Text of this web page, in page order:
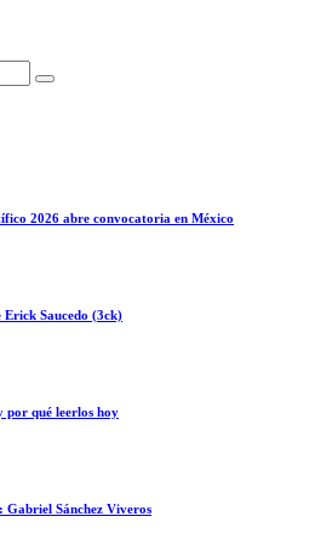
2026 abre convocatoria en México
Erick Saucedo (3ck)
por qué leerlos hoy
Gabriel Sánchez Viveros